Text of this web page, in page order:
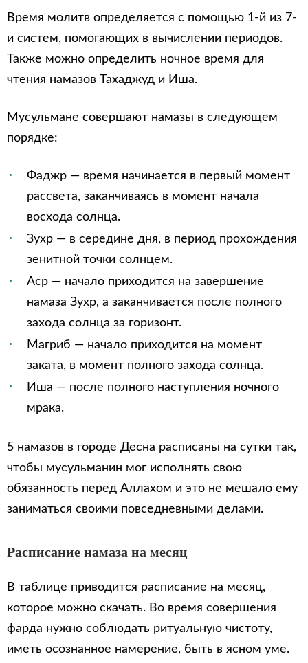
Время молитв определяется с помощью 1-й из 7-
и систем, помогающих в вычислении периодов.
Также можно определить ночное время для
чтения намазов Тахаджуд и Иша.
Мусульмане совершают намазы в следующем
порядке:
Фаджр — время начинается в первый момент
рассвета, заканчиваясь в момент начала
восхода солнца.
Зухр — в середине дня, в период прохождения
зенитной точки солнцем.
Аср — начало приходится на завершение
намаза Зухр, а заканчивается после полного
захода солнца за горизонт.
Магриб — начало приходится на момент
заката, в момент полного захода солнца.
Иша — после полного наступления ночного
мрака.
5 намазов в городе Десна расписаны на сутки так,
чтобы мусульманин мог исполнять свою
обязанность перед Аллахом и это не мешало ему
заниматься своими повседневными делами.
Расписание намаза на месяц
В таблице приводится расписание на месяц,
которое можно скачать. Во время совершения
фарда нужно соблюдать ритуальную чистоту,
иметь осознанное намерение, быть в ясном уме.